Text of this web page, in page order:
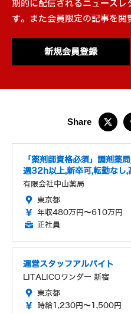
期的に配信されるニュースレ
す。また会員限定の記事を閲
新規会員登録
「薬剤師資格必須」調剤薬
週32h以上,新卒可,転勤なし,
有限会社中山薬局
東京都
年収480万円～610万円
正社員
運営スタッフアルバイト
LITALICOワンダー 新宿
東京都
時給1,230円～1,500円